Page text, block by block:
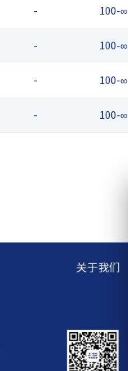
- 100-∞
- 100-∞
- 100-∞
- 100-∞
关于我们